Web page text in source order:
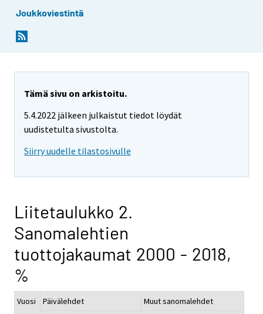
Joukkoviestintä
Tämä sivu on arkistoitu.
5.4.2022 jälkeen julkaistut tiedot löydät
uudistetulta sivustolta.
Siirry uudelle tilastosivulle
Liitetaulukko 2.
Sanomalehtien
tuottojakaumat 2000 - 2018,
%
Vuosi Päivälehdet
Muut sanomalehdet